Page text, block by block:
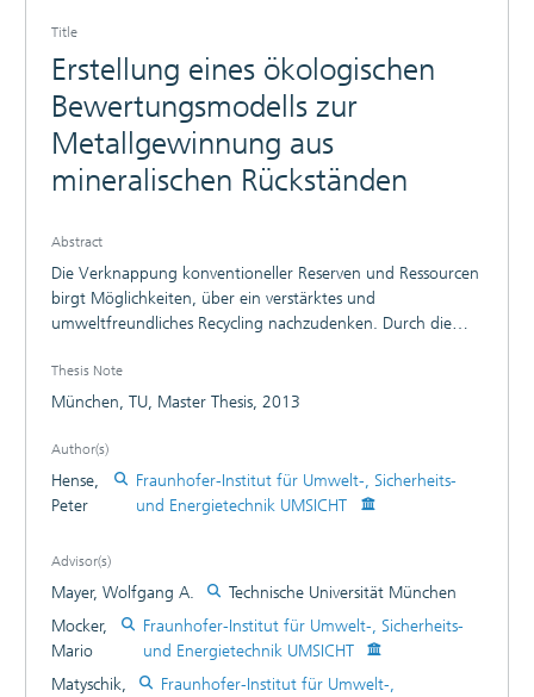
Title
Erstellung eines ökologischen
Bewertungsmodells zur
Metallgewinnung aus
mineralischen Rückständen
Abstract
Die Verknappung konventioneller Reserven und Ressourcen
birgt Möglichkeiten, über ein verstärktes und
umweltfreundliches Recycling nachzudenken. Durch die
Materialrückgewinnung qualitativ und quantitativ
hinsichtlich ausgewählter Wirkungskategorien einschätzen.
Schlackenaufbereitung aus thermischen Verwertungen
nach dem Stand der Technik mit einer neuartigen
Aufbereitungstechnik ökologisch verglichen worden. Die
Wirkungskategorien Ressourcenverbrauch, Klimawandel,
Landnutzung, Überdüngungspotential und kumulierten
Energieaufwand ausgegeben. Speziell für die erst genannte
Kategorie ist eine Erweiterung um sozioökonomische
Aspekte vorgenommen und die Berechnung der
Thesis Note
München, TU, Master Thesis, 2013
Author(s)
Hense,
Peter
Fraunhofer-Institut für Umwelt-, Sicherheits-
und Energietechnik UMSICHT
Advisor(s)
Mayer, Wolfgang A.
Technische Universität München
Mocker,
Mario
Fraunhofer-Institut für Umwelt-, Sicherheits-
und Energietechnik UMSICHT
Matyschik,
Fraunhofer-Institut für Umwelt-,